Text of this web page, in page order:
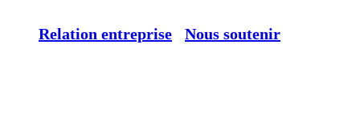
Relation entreprise Nous soutenir